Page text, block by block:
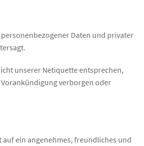
Daten und privater
unserer Netiquette entsprechen,
verborgen oder
auf ein angenehmes, freundliches und